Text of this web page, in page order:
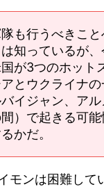
も行うべきこ
知っているが、
が3つのホット
とウクライナ
イジャン、ア
）で起きる可
かだ。
モンは困難して